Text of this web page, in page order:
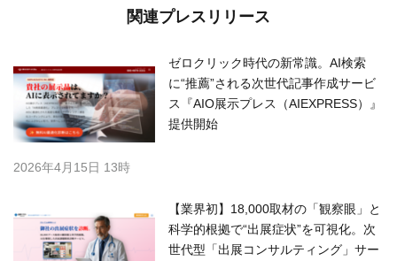
関連プレスリリース
ゼロクリック時代の新常識。AI検索
に“推薦”される次世代記事作成サービ
ス『AIO展示プレス（AIEXPRESS）』
提供開始
2026年4月15日 13時
【業界初】18,000取材の「観察眼」と
科学的根拠で“出展症状”を可視化。次
世代型「出展コンサルティング」サー